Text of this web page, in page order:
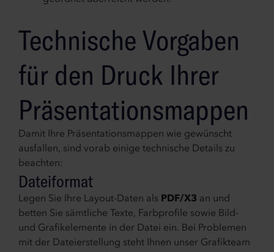
Technische Vorgaben
für den Druck Ihrer
Präsentationsmappen
Damit Ihre Präsentationsmappen wie gewünscht
ausfallen, sind vorab einige technische Details zu
beachten:
Dateiformat
Legen Sie Ihre Layout-Daten als PDF/X3 an und
betten Sie sämtliche Texte, Farbprofile sowie Bild-
und Grafikelemente in der Datei ein. Bei Problemen
mit der Dateierstellung steht Ihnen unser Grafikteam